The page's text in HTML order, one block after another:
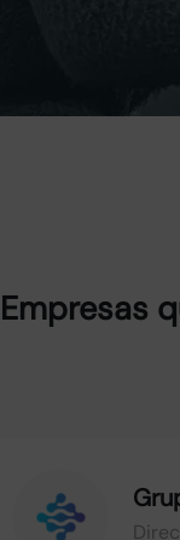
Empresas